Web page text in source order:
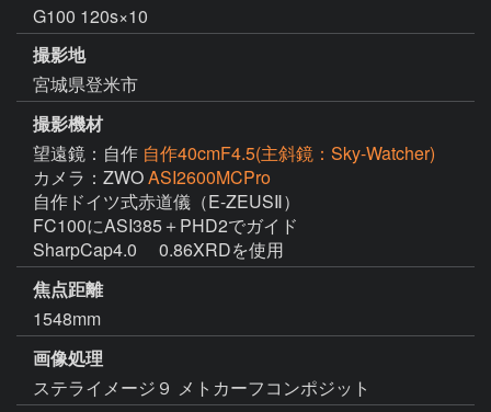
G100 120s×10
撮影地
宮城県登米市
撮影機材
望遠鏡：自作 自作40cmF4.5(主斜鏡：Sky-Watcher)
カメラ：ZWOASI2600MCPro
自作ドイツ式赤道儀（E-ZEUSⅡ）
FC100にASI385＋PHD2でガイド
SharpCap4.0 　0.86XRDを使用
焦点距離
1548mm
画像処理
ステライメージ９ メトカーフコンポジット